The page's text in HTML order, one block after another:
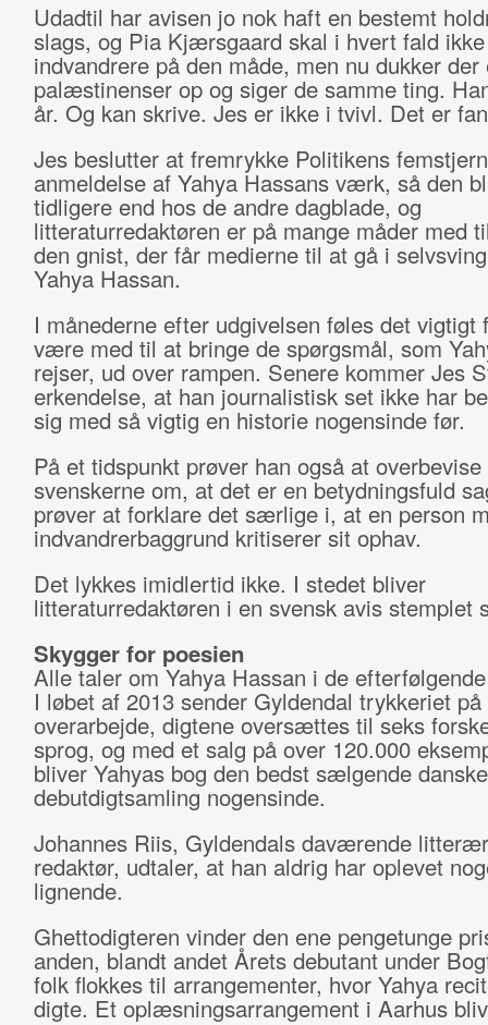
Udadtil har avisen jo nok haft en bestemt
slags, og Pia Kjærsgaard skal i hvert fald
indvandrere på den måde, men nu dukker der
palæstinenser op og siger de samme ting.
år. Og kan skrive. Jes er ikke i tvivl. Det er
Jes beslutter at fremrykke Politikens
anmeldelse af Yahya Hassans værk, så den
tidligere end hos de andre dagblade, og
litteraturredaktøren er på mange måder med
den gnist, der får medierne til at gå i
Yahya Hassan.
I månederne efter udgivelsen føles det vigtigt
være med til at bringe de spørgsmål, som
rejser, ud over rampen. Senere kommer Jes
erkendelse, at han journalistisk set ikke har
sig med så vigtig en historie nogensinde før.
På et tidspunkt prøver han også at overbevise
svenskerne om, at det er en betydningsfuld
prøver at forklare det særlige i, at en person
indvandrerbaggrund kritiserer sit ophav.
Det lykkes imidlertid ikke. I stedet bliver
litteraturredaktøren i en svensk avis stemplet
Skygger for poesien
Alle taler om Yahya Hassan i de
I løbet af 2013 sender Gyldendal trykkeriet på
overarbejde, digtene oversættes til seks
sprog, og med et salg på over 120.000
bliver Yahyas bog den bedst sælgende danske
debutdigtsamling nogensinde.
Johannes Riis, Gyldendals daværende
redaktør, udtaler, at han aldrig har oplevet
lignende.
Ghettodigteren vinder den ene pengetunge
anden, blandt andet Årets debutant under
folk flokkes til arrangementer, hvor Yahya
digte. Et oplæsningsarrangement i Aarhus